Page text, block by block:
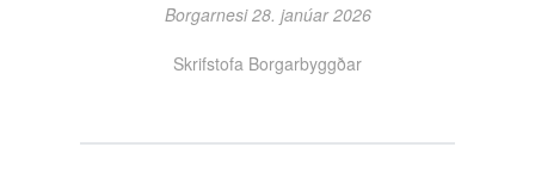
Borgarnesi 28. janúar 2026
Skrifstofa Borgarbyggðar